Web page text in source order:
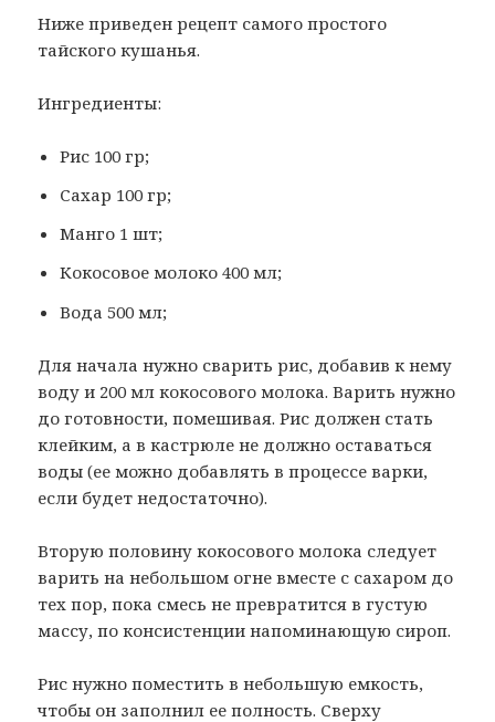
Ниже приведен рецепт самого простого
тайского кушанья.
Ингредиенты:
Рис 100 гр;
Сахар 100 гр;
Манго 1 шт;
Кокосовое молоко 400 мл;
Вода 500 мл;
Для начала нужно сварить рис, добавив к нему
воду и 200 мл кокосового молока. Варить нужно
до готовности, помешивая. Рис должен стать
клейким, а в кастрюле не должно оставаться
воды (ее можно добавлять в процессе варки,
если будет недостаточно).
Вторую половину кокосового молока следует
варить на небольшом огне вместе с сахаром до
тех пор, пока смесь не превратится в густую
массу, по консистенции напоминающую сироп.
Рис нужно поместить в небольшую емкость,
чтобы он заполнил ее полность. Сверху